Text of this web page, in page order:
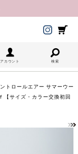
アカウント 検索
トロールエアー サマーウー
サイズ・カラー交換初回